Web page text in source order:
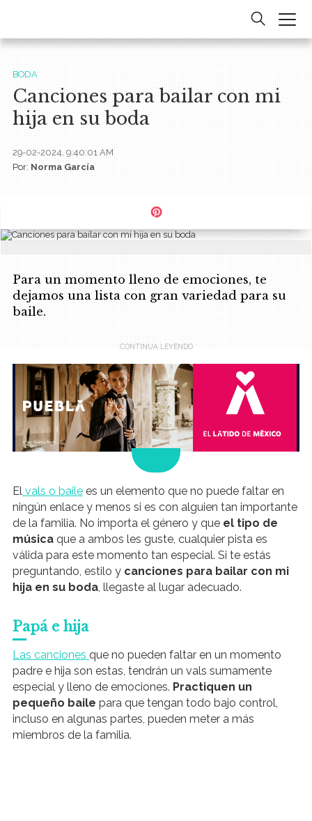
BODA
Canciones para bailar con mi
hija en su boda
29-02-2024, 9:40:01 AM
Por:Norma García
Para un momento lleno de emociones, te
dejamos una lista con gran variedad para su
baile.
Elvals o bailees un elemento que no puede faltar en
ningún enlace y menos si es con alguien tan importante
de la familia. No importa el género y que el tipo de
músicaque a ambos les guste, cualquier pista es
válida para este momento tan especial. Si te estás
preguntando, estilo y canciones para bailar con mi
hija en su boda, llegaste al lugar adecuado.
Papá e hija
Las canciones que no pueden faltar en un momento
padre e hija son estas, tendrán un vals sumamente
especial y lleno de emociones. Practiquen un
pequeño baile para que tengan todo bajo control,
incluso en algunas partes, pueden meter a más
miembros de la familia.